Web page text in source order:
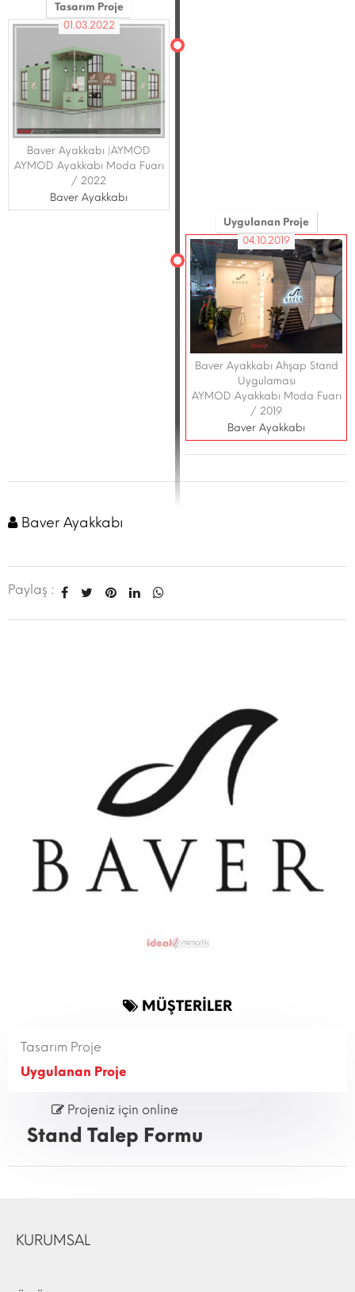
Tasarım Proje
01.03.2022
Baver Ayakkabı |AYMOD
AYMOD Ayakkabı Moda Fuarı
/ 2022
Baver Ayakkabı
Uygulanan Proje
04.10.2019
Baver Ayakkabı Ahşap Stand
Uygulaması
AYMOD Ayakkabı Moda Fuarı
/ 2019
Baver Ayakkabı
Baver Ayakkabı
Paylaş :
MÜŞTERİLER
Tasarım Proje
Uygulanan Proje
Projeniz için online
Stand Talep Formu
KURUMSAL